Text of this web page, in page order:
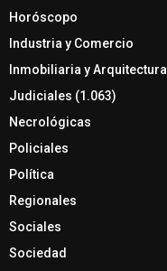
Horóscopo
Industria y Comercio
Inmobiliaria y Arquitectura
Judiciales (1.063)
Necrológicas
Policiales
Política
Regionales
Sociales
Sociedad